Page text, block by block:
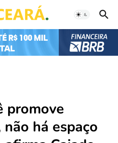
promove
há espaço